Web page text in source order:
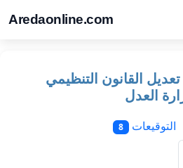
Aredaonline.com
القانون التنظيمي
العدل
التوقيعات 8